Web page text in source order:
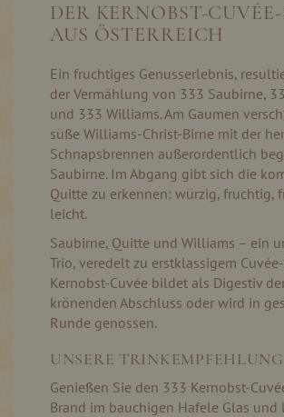
DER KERNOBST-
AUS ÖSTERREICH
Ein fruchtiges Genusserlebnis,
der Vermählung von 333 Saubirne,
und 333 Williams. Am Gaumen
süße Williams-Christ-Birne mit der
Schnapsbrennen außerordentlich
Saubirne. Im Abgang gibt sich die
Quitte zu erkennen: würzig, fruchtig,
leicht.
Saubirne, Quitte und Williams – ein
Trio, veredelt zu erstklassigem
Kernobst-Cuvée bildet als Digestiv
krönenden Abschluss oder wird in
Runde genossen.
UNSERE TRINKEMPFEHLUNG
Genießen Sie den 333 Kernobst-
Brand im bauchigen Hafele Glas und